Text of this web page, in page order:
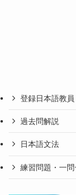
登録日本語教員
過去問解説
日本語文法
練習問題・一